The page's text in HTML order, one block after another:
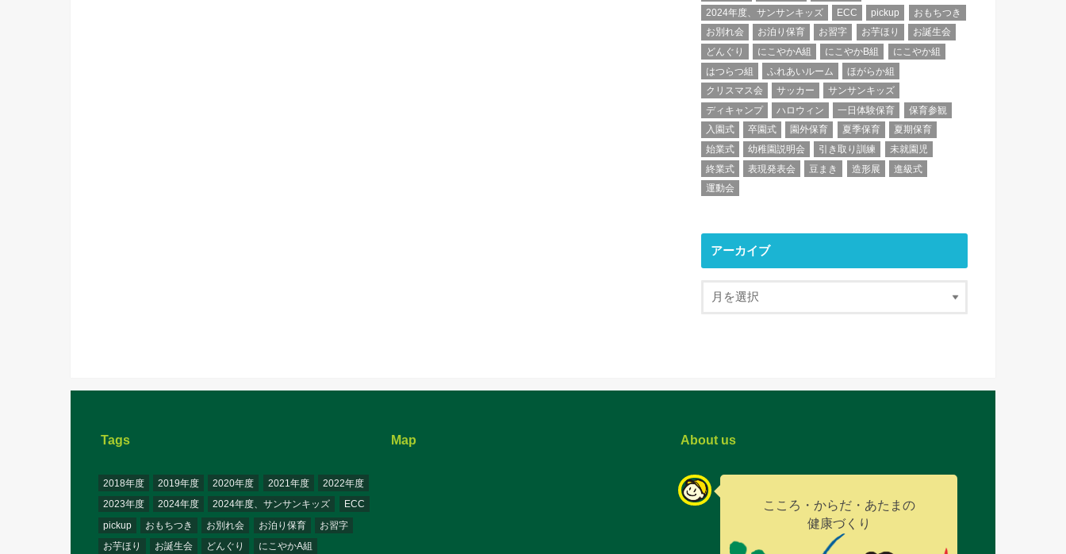
2024年度、サンサンキッズ
ECC pickup
おもちつき
お別れ会
お泊り保育 お習字 お芋ほり
お誕生会
どんぐり
にこやかA組 にこやかB組
にこやか組
はつらつ組
ふれあいルーム
ほがらか組
クリスマス会
サッカー
サンサンキッズ
ディキャンプ
ハロウィン 一日体験保育
保育参観
入園式
卒園式 園外保育 夏季保育
夏期保育
始業式
幼稚園説明会 引き取り訓練
未就園児
終業式
表現発表会 豆まき 造形展
進級式
運動会
アーカイブ
Tags
2018年度 2019年度 2020年度 2021年度
2022年度
2023年度
2024年度 2024年度、サンサンキッズ
ECC
pickup
おもちつき お別れ会 お泊り保育
お習字
お芋ほり
お誕生会 どんぐり にこやかA組
Map About us
こころ・からだ・あたまの
健康づくり